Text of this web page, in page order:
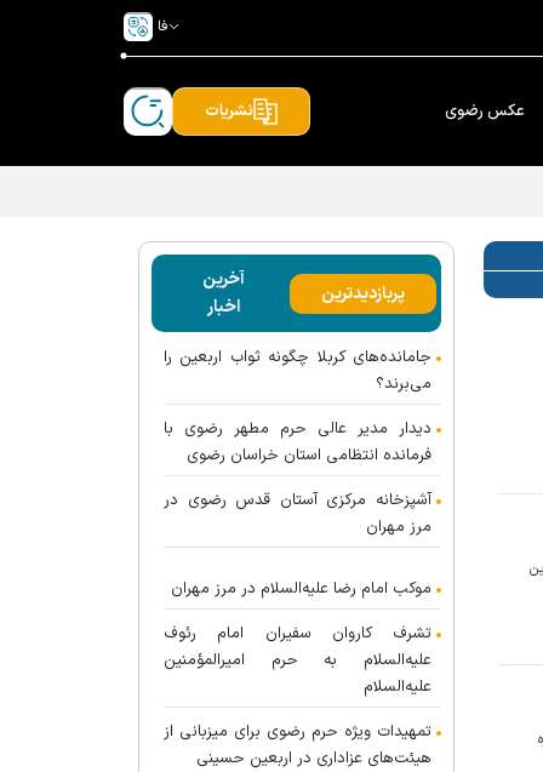
فا
عکس رضوی نشریات
پربازدیدترین
آخرین
اخبار
جامانده‌های کربلا چگونه ثواب اربعین را
می‌برند؟
دیدار مدیر عالی حرم مطهر رضوی با
فرمانده انتظامی استان خراسان رضوی
آشپزخانه مرکزی آستان قدس رضوی در
مرز مهران
موکب امام رضا علیه‌السلام در مرز مهران
تشرف کاروان سفیران امام رئوف
علیه‌السلام به حرم امیرالمؤمنین
علیه‌السلام
تمهیدات ویژه حرم رضوی برای میزبانی از
هیئت‌های عزاداری در اربعین حسینی